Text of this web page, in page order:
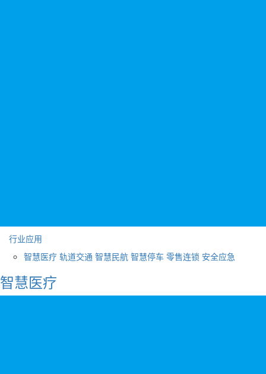
行业应用
智慧医疗 轨道交通 智慧民航 智慧停车 零售连锁 安全应急
智慧医疗